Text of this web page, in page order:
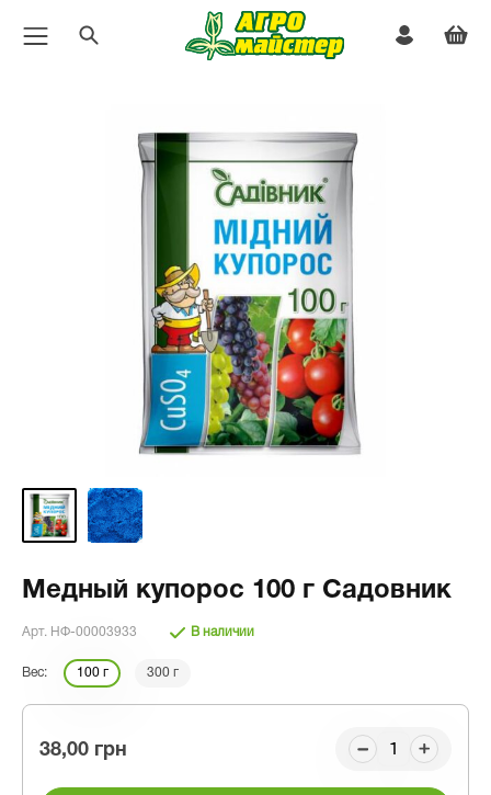
Медный купорос 100 г Садовник
Арт. НФ-00003933 В наличии
Вес: 100 г 300 г
38,00 грн